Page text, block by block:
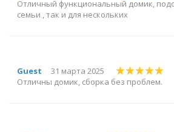
Отличный функциональный домик,
семьи , так и для нескольких
Guest
31 марта 2025
Отличны домик, сборка без проблем.